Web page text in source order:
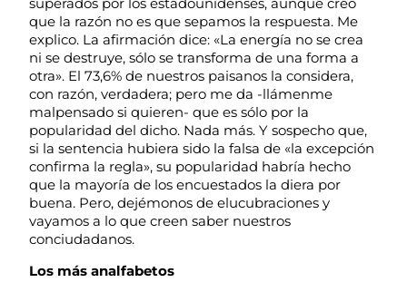
que la razón no es que sepamos la respuesta. Me
explico. La afirmación dice: «La energía no se crea
ni se destruye, sólo se transforma de una forma a
otra». El 73,6% de nuestros paisanos la considera,
con razón, verdadera; pero me da -llámenme
malpensado si quieren- que es sólo por la
popularidad del dicho. Nada más. Y sospecho que,
si la sentencia hubiera sido la falsa de «la excepción
confirma la regla», su popularidad habría hecho
que la mayoría de los encuestados la diera por
buena. Pero, dejémonos de elucubraciones y
vayamos a lo que creen saber nuestros
conciudadanos.
Los más analfabetos